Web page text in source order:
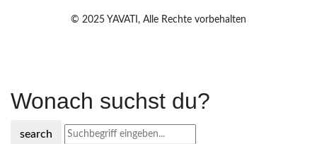
© 2025 YAVATI, Alle Rechte vorbehalten
Wonach suchst du?
search